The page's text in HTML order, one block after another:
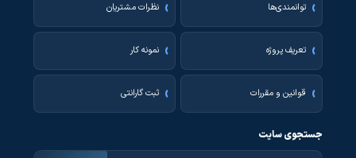
توانمندی‌ها نظرات مشتریان
تعریف پروژه نمونه کار
قوانین و مقررات ثبت گارانتی
جستجوی سایت